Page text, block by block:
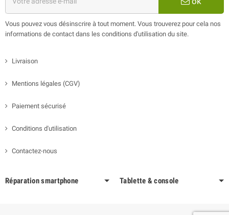
Vous pouvez vous désinscrire à tout moment. Vous trouverez pour cela nos
informations de contact dans les conditions d'utilisation du site.
Livraison
Mentions légales (CGV)
Paiement sécurisé
Conditions d'utilisation
Contactez-nous
Réparation smartphone Tablette & console